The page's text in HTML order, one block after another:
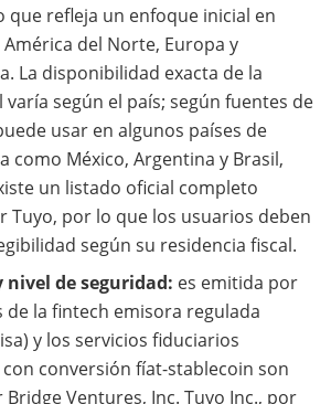
que refleja un enfoque inicial en
del Norte, Europa y
La disponibilidad exacta de la
según el país; según fuentes de
usar en algunos países de
como México, Argentina y Brasil,
un listado oficial completo
Tuyo, por lo que los usuarios deben
según su residencia fiscal.
nivel de seguridad: es emitida por
de la fintech emisora regulada
y los servicios fiduciarios
conversión fíat-stablecoin son
Ventures, Inc. Tuyo Inc., por